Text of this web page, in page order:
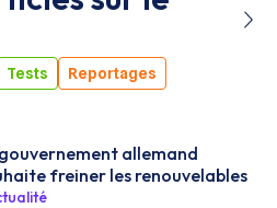
Tests Reportages
allemand
freiner les renouvelables